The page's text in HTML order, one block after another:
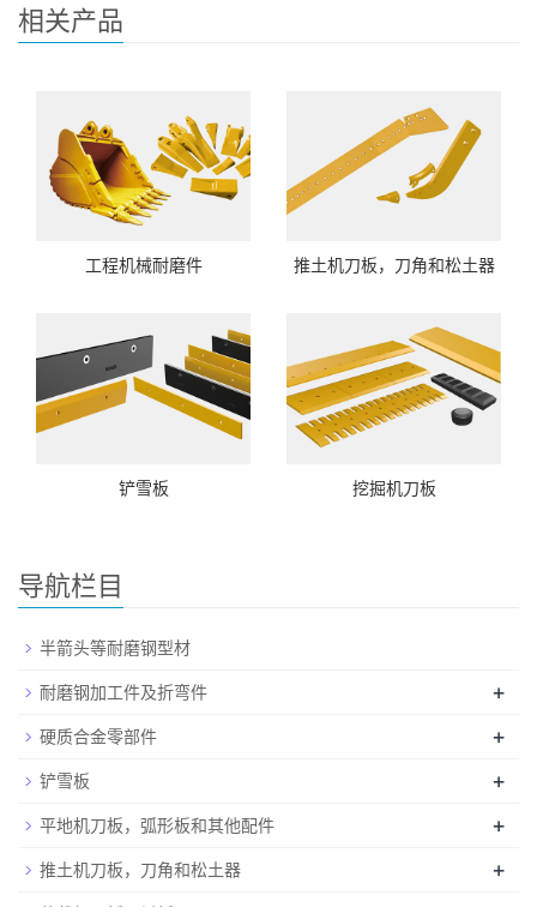
相关产品
工程机械耐磨件 推土机刀板，刀角和松土器
铲雪板 挖掘机刀板
导航栏目
半箭头等耐磨钢型材
耐磨钢加工件及折弯件
+
硬质合金零部件 +
铲雪板 +
平地机刀板，弧形板和其他配件 +
推土机刀板，刀角和松土器 +